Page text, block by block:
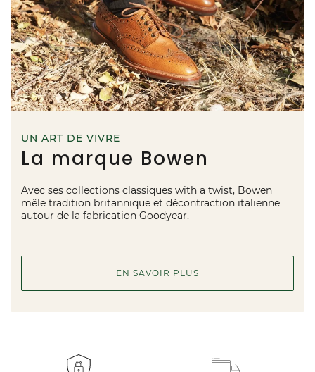
UN ART DE VIVRE
La marque Bowen
Avec ses collections classiques with a twist, Bowen
mêle tradition britannique et décontraction italienne
autour de la fabrication Goodyear.
EN SAVOIR PLUS